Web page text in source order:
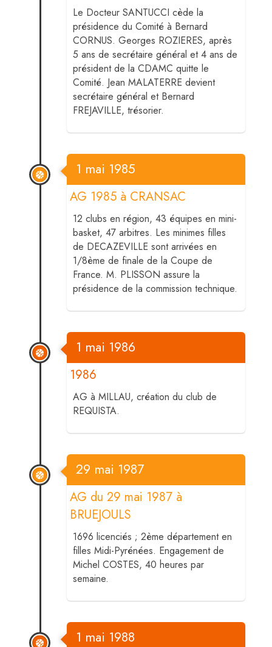
Le Docteur SANTUCCI cède la
présidence du Comité à Bernard
CORNUS. Georges ROZIERES, après
5 ans de secrétaire général et 4 ans de
président de la CDAMC quitte le
Comité. Jean MALATERRE devient
secrétaire général et Bernard
FREJAVILLE, trésorier.
AG 1985 à CRANSAC
1 mai 1985
12 clubs en région, 43 équipes en mini-
basket, 47 arbitres. Les minimes filles
de DECAZEVILLE sont arrivées en
1/8ème de finale de la Coupe de
France. M. PLISSON assure la
présidence de la commission technique.
1986
1 mai 1986
AG à MILLAU, création du club de
REQUISTA.
AG du 29 mai 1987 à
BRUEJOULS
29 mai 1987
1696 licenciés ; 2ème département en
filles Midi-Pyrénées. Engagement de
Michel COSTES, 40 heures par
semaine.
1 mai 1988